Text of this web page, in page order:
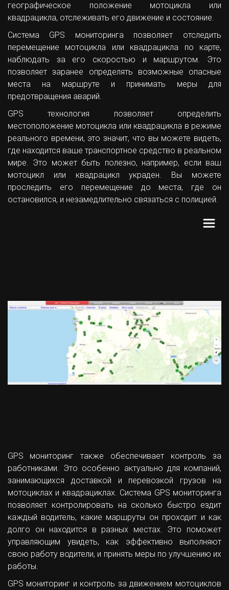
географическое положение мотоцикла или
квадрацикла, отслеживать его движение и состояние.
Система GPS мониторинга позволяет отследить
перемещение мотоцикла или квадрацикла по карте,
наблюдать за его скоростью и маршрутом. Это
позволяет заранее определять возможные опасные
места на маршруте и принимать меры для
предотвращения аварий.
GPS технология позволяет определить
местоположение мотоцикла или квадрацикла в режиме
реального времени, это значит, что вы можете видеть,
где находится ваше транспортное средство в реальном
мире. Это может быть полезно, например, если ваш
мотоцикл или квадрацикл украден. Вы можете
проследить его перемещение до места, где он
остановился, и незамедлительно связаться с полицией.
GPS мониторинг также обеспечивает контроль за
работниками. Это особенно актуально для компаний,
занимающихся доставкой и перевозкой грузов на
мотоциклах и квадрациклах. Система GPS мониторинга
позволяет контролировать на сколько быстро ездит
каждый водитель, какие маршруты он проходит и как
долго он находится в разных местах. Это поможет
управляющим увидеть, как эффективно выполняют
свою работу водители, и принять меры по улучшению их
работы.
GPS мониторинг и контроль за движением мотоциклов